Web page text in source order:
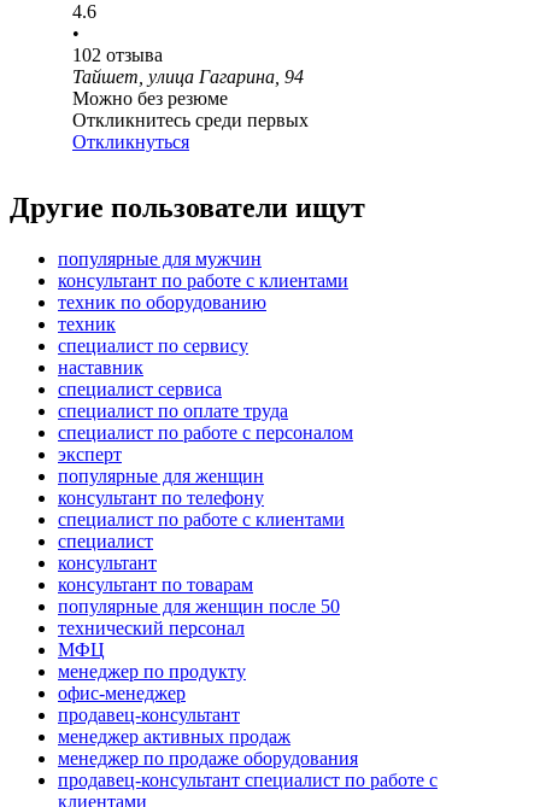
4.6
•
102 отзыва
Тайшет, улица Гагарина, 94
Можно без резюме
Откликнитесь среди первых
Откликнуться
Другие пользователи ищут
популярные для мужчин
консультант по работе с клиентами
техник по оборудованию
техник
специалист по сервису
наставник
специалист сервиса
специалист по оплате труда
специалист по работе с персоналом
эксперт
популярные для женщин
консультант по телефону
специалист по работе с клиентами
специалист
консультант
консультант по товарам
популярные для женщин после 50
технический персонал
МФЦ
менеджер по продукту
офис-менеджер
продавец-консультант
менеджер активных продаж
менеджер по продаже оборудования
продавец-консультант специалист по работе с
клиентами